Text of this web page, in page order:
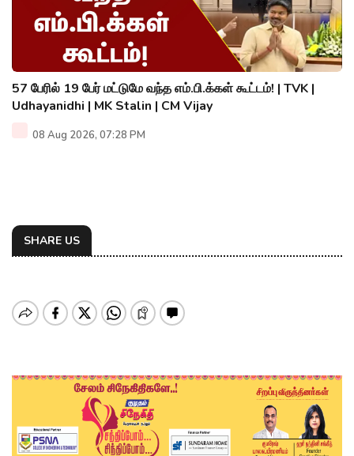
57 பேரில் 19 பேர் மட்டுமே வந்த எம்.பி.க்கள் கூட்டம்! | TVK |
Udhayanidhi | MK Stalin | CM Vijay
08 Aug 2026, 07:28 PM
SHARE US